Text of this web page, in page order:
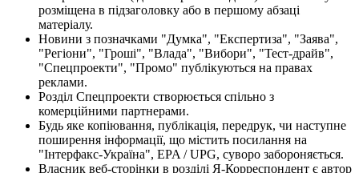
розміщена в підзаголовку або в першому абзаці
матеріалу.
Новини з позначками "Думка", "Експертиза", "Заява",
"Регіони", "Гроші", "Влада", "Вибори", "Тест-драйв",
"Спецпроекти", "Промо" публікуються на правах
реклами.
Розділ Спецпроекти створюється спільно з
комерційними партнерами.
Будь яке копіювання, публікація, передрук, чи наступне
поширення інформації, що містить посилання на
"Інтерфакс-Україна", EPA / UPG, суворо забороняється.
Власник веб-сторінки в розділі Я-Корреспондент є автор